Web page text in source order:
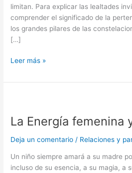
limitan. Para explicar las lealtades
comprender el significado de la
los grandes pilares de las
[…]
Leer más »
La Energía femenina
Deja un comentario / Relaciones y
Un niño siempre amará a su madre
incluso de su esencia, a su magia, a
femenina
los
niños